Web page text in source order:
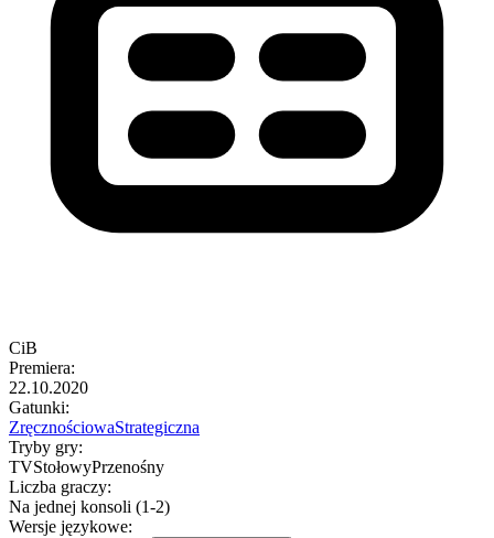
CiB
Premiera:
22.10.2020
Gatunki:
ZręcznościowaStrategiczna
Tryby gry:
TVStołowyPrzenośny
Liczba graczy:
Na jednej konsoli (1-2)
Wersje językowe: